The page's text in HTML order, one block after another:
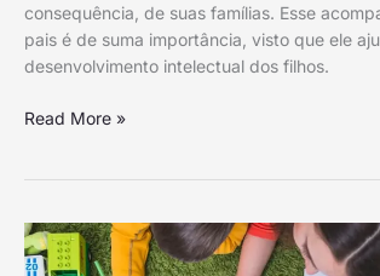
consequência, de suas famílias. Esse
pais é de suma importância, visto que ele
desenvolvimento intelectual dos filhos.
Read More »
Brincadeiras
na